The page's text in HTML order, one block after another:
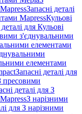
Запасні деталі
MapressКульові
для Кульові
з'єднувальними
елементами
елементами
Запасні деталі для
пресовими
деталі для З
З нарізними
для З нарізними